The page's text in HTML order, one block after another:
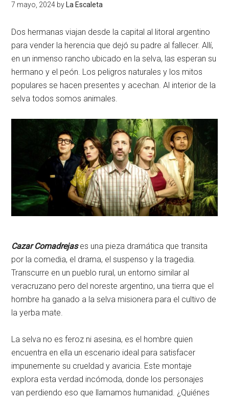
7 mayo, 2024 by La Escaleta
Dos hermanas viajan desde la capital al litoral argentino
para vender la herencia que dejó su padre al fallecer. Allí,
en un inmenso rancho ubicado en la selva, las esperan su
hermano y el peón. Los peligros naturales y los mitos
populares se hacen presentes y acechan. Al interior de la
selva todos somos animales.
Cazar Comadrejases una pieza dramática que transita
por la comedia, el drama, el suspenso y la tragedia.
Transcurre en un pueblo rural, un entorno similar al
veracruzano pero del noreste argentino, una tierra que el
hombre ha ganado a la selva misionera para el cultivo de
la yerba mate.
La selva no es feroz ni asesina, es el hombre quien
encuentra en ella un escenario ideal para satisfacer
impunemente su crueldad y avaricia. Este montaje
explora esta verdad incómoda, donde los personajes
van perdiendo eso que llamamos humanidad. ¿Quiénes